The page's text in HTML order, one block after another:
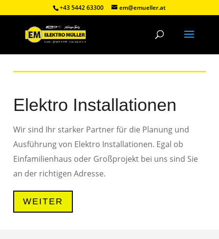
+43 5442 63300 em@emueller.at
Elektro Installationen
Wir sind Ihr starker Partner für die Planung und
Ausführung von Elektro Installationen. Egal ob
Einfamilienhaus oder Großprojekt bei uns sind Sie
an der richtigen Adresse.
WEITER